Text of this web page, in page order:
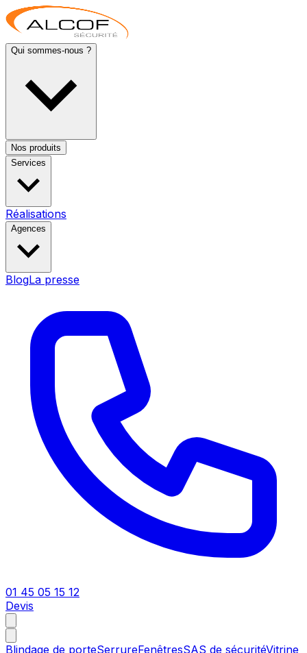
Qui sommes-nous ?
Nos produits
Services
Réalisations
Agences
BlogLa presse
01 45 05 15 12
Devis
Blindage de porteSerrureFenêtresSAS de sécuritéVitrine